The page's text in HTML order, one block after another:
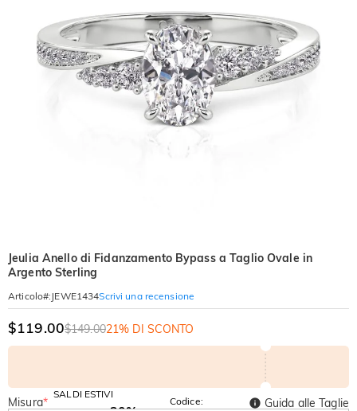
Jeulia Anello di Fidanzamento Bypass a Taglio Ovale in
Argento Sterling
Articolo#: JEWE1434Scrivi una recensione
$119.00$149.0021% DI SCONTO
SALDI ESTIVI
Codice:
Misura*
Guida alle Taglie